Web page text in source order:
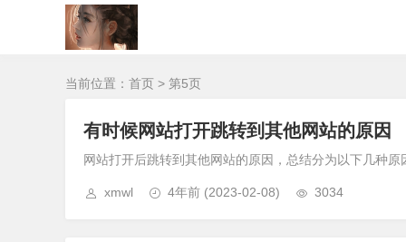
当前位置： 首页 > 第5页
有时候网站打开跳转到其他网站的原因
网站打开后跳转到其他网站的原因，总结分为以下几种原
xmwl 4年前 (2023-02-08) 3034